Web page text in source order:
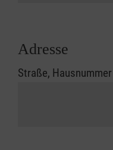
Adresse
Straße, Hausnummer